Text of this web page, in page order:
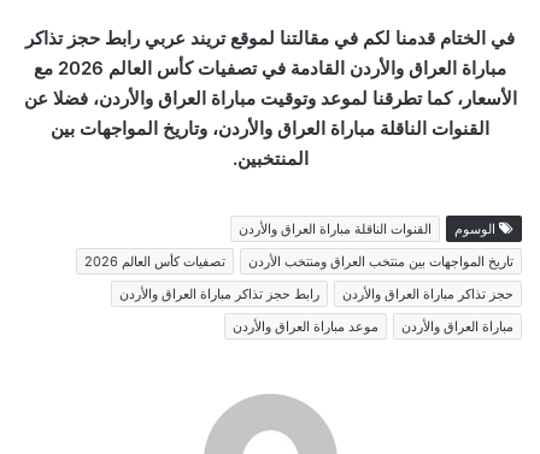
في الختام قدمنا لكم في مقالتنا لموقع تريند عربي رابط حجز تذاكر
مباراة العراق والأردن القادمة في تصفيات كأس العالم 2026 مع
الأسعار، كما تطرقنا لموعد وتوقيت مباراة العراق والأردن، فضلا عن
القنوات الناقلة مباراة العراق والأردن، وتاريخ المواجهات بين
المنتخبين.
الوسوم
القنوات الناقلة مباراة العراق والأردن
تاريخ المواجهات بين منتخب العراق ومنتخب الأردن
تصفيات كأس العالم 2026
حجز تذاكر مباراة العراق والأردن
رابط حجز تذاكر مباراة العراق والأردن
مباراة العراق والأردن
موعد مباراة العراق والأردن